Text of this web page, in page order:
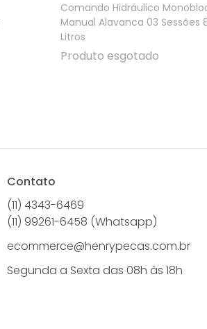
Comando Hidráulico
Manual Alavanca 03 Sessões
Litros
Produto esgotado
Contato
(11) 4343-6469
(11) 99261-6458 (Whatsapp)
ecommerce@henrypecas.com.br
Segunda a Sexta das 08h às 18h